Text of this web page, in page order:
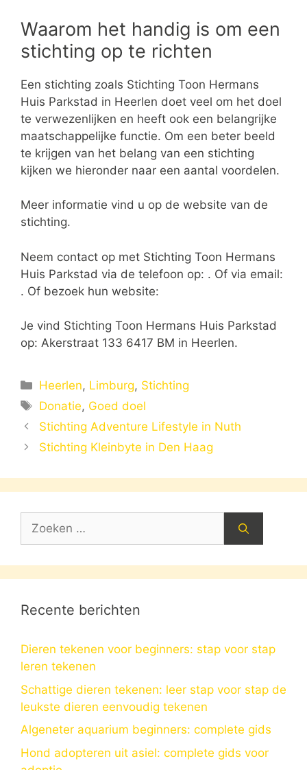
Waarom het handig is om een
stichting op te richten
Een stichting zoals Stichting Toon Hermans
Huis Parkstad in Heerlen doet veel om het doel
te verwezenlijken en heeft ook een belangrijke
maatschappelijke functie. Om een beter beeld
te krijgen van het belang van een stichting
kijken we hieronder naar een aantal voordelen.
Meer informatie vind u op de website van de
stichting.
Neem contact op met Stichting Toon Hermans
Huis Parkstad via de telefoon op: . Of via email:
. Of bezoek hun website:
Je vind Stichting Toon Hermans Huis Parkstad
op: Akerstraat 133 6417 BM in Heerlen.
Categorieën
Heerlen, Limburg, Stichting
Tags
Donatie, Goed doel
Stichting Adventure Lifestyle in Nuth
Stichting Kleinbyte in Den Haag
Zoek
Recente berichten
Dieren tekenen voor beginners: stap voor stap
leren tekenen
Schattige dieren tekenen: leer stap voor stap de
leukste dieren eenvoudig tekenen
Algeneter aquarium beginners: complete gids
Hond adopteren uit asiel: complete gids voor